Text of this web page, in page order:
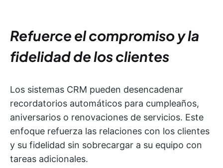
Refuerce el compromiso y la
fidelidad de los clientes
Los sistemas CRM pueden desencadenar
recordatorios automáticos para cumpleaños,
aniversarios o renovaciones de servicios. Este
enfoque refuerza las relaciones con los clientes
y su fidelidad sin sobrecargar a su equipo con
tareas adicionales.